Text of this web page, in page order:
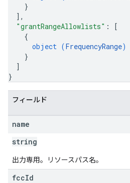
}
] ,
"grantRangeAllowlists" :
[
{
object (FrequencyRange)
}
]
}
フィールド
name
string
出力専用。リソースパス名。
fccId